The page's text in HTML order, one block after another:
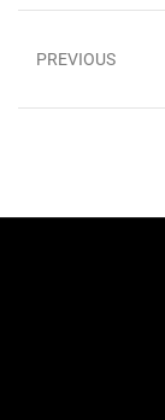
PREVIOUS